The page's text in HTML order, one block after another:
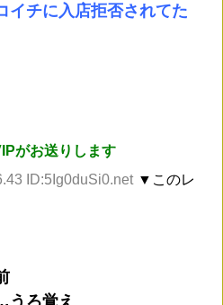
イチに入店拒否されてた
がお送りします
ID:5Ig0duSi0.net ▼このレ
うろ覚え